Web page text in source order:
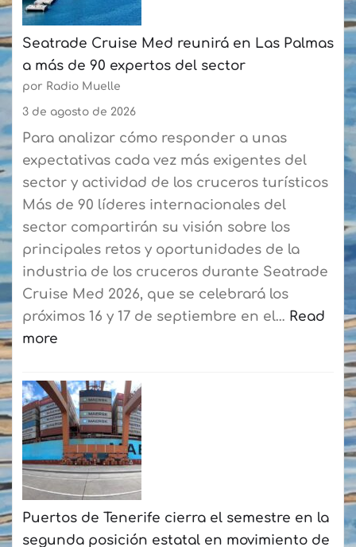
semana
digital
en
la
ruta
Playa
Blanca-
Corralejo
para
agilizar
el
embarque
a
los
residentes
Seatrade Cruise Med reunirá en Las Palmas
a más de 90 expertos del sector
por Radio Muelle
3 de agosto de 2026
Para analizar cómo responder a unas
expectativas cada vez más exigentes del
sector y actividad de los cruceros turísticos
Más de 90 líderes internacionales del
sector compartirán su visión sobre los
principales retos y oportunidades de la
industria de los cruceros durante Seatrade
Cruise Med 2026, que se celebrará los
próximos 16 y 17 de septiembre en el… Read
more
Seatrade
Cruise
Med
reunirá
en
Las
Palmas
a
Puertos de Tenerife cierra el semestre en la
segunda posición estatal en movimiento de